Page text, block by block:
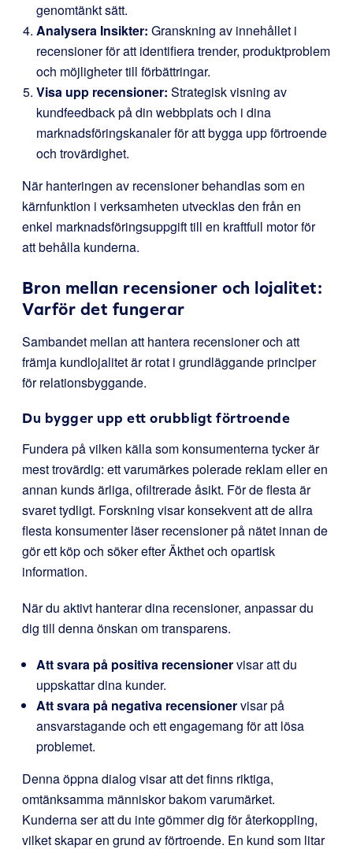
genomtänkt sätt.
Analysera Insikter: Granskning av innehållet i
recensioner för att identifiera trender, produktproblem
och möjligheter till förbättringar.
Visa upp recensioner: Strategisk visning av
kundfeedback på din webbplats och i dina
marknadsföringskanaler för att bygga upp förtroende
och trovärdighet.
När hanteringen av recensioner behandlas som en
kärnfunktion i verksamheten utvecklas den från en
enkel marknadsföringsuppgift till en kraftfull motor för
att behålla kunderna.
Bron mellan recensioner och lojalitet:
Varför det fungerar
Sambandet mellan att hantera recensioner och att
främja kundlojalitet är rotat i grundläggande principer
för relationsbyggande.
Du bygger upp ett orubbligt förtroende
Fundera på vilken källa som konsumenterna tycker är
mest trovärdig: ett varumärkes polerade reklam eller en
annan kunds ärliga, ofiltrerade åsikt. För de flesta är
svaret tydligt. Forskning visar konsekvent att de allra
flesta konsumenter läser recensioner på nätet innan de
gör ett köp och söker efter Äkthet och opartisk
information.
När du aktivt hanterar dina recensioner, anpassar du
dig till denna önskan om transparens.
Att svara på positiva recensionervisar att du
uppskattar dina kunder.
Att svara på negativa recensionervisar på
ansvarstagande och ett engagemang för att lösa
problemet.
Denna öppna dialog visar att det finns riktiga,
omtänksamma människor bakom varumärket.
Kunderna ser att du inte gömmer dig för återkoppling,
vilket skapar en grund av förtroende. En kund som litar